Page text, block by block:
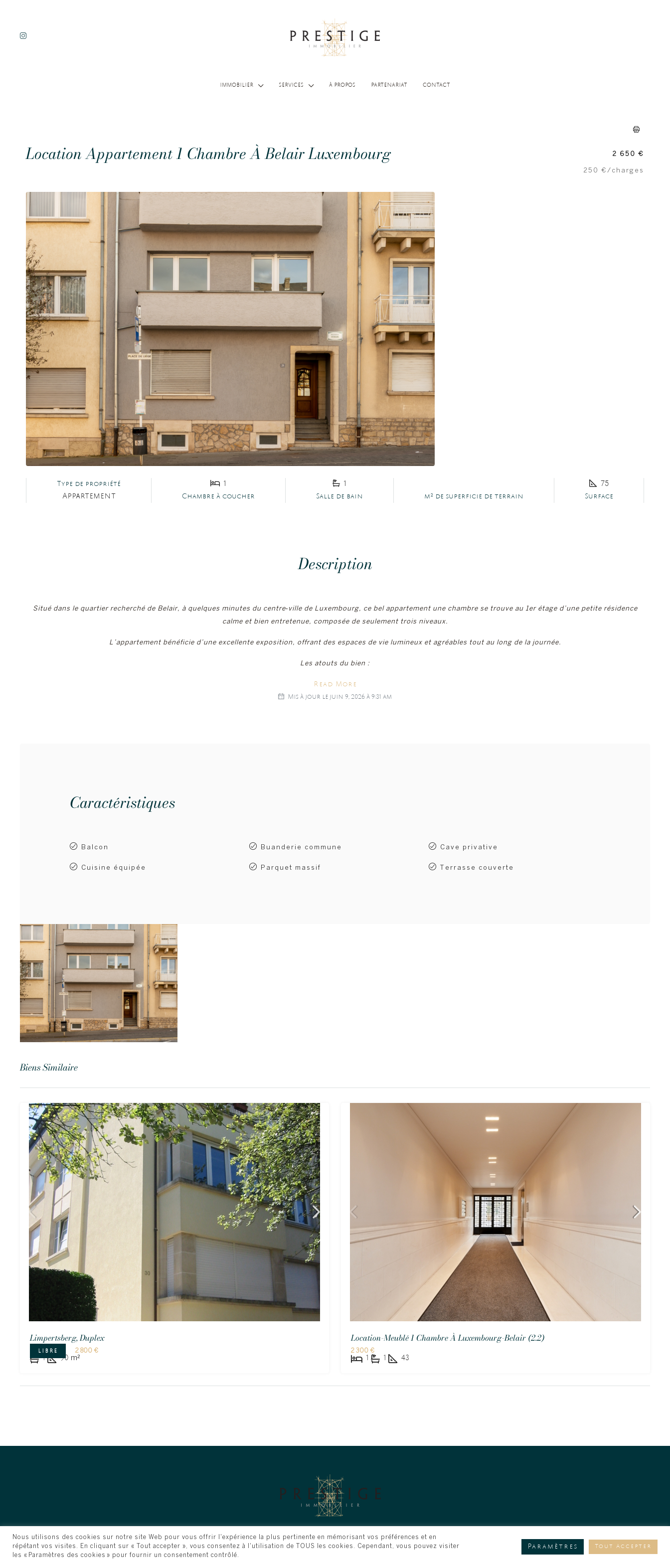
IMMOBILIER SERVICES À PROPOS PARTENARIAT CONTACT
Location Appartement 1 Chambre À Belair Luxembourg 2 650 €
250 € /charges
Type de propriété
Appartement
1
Chambre à coucher
1
Salle de bain m² de superficie de terrain
75
Surface
Description
Situé dans le quartier recherché de Belair, à quelques minutes du centre‑ville de Luxembourg, ce bel appartement une chambre se trouve au 1er étage d’une petite résidence
calme et bien entretenue, composée de seulement trois niveaux.
L’appartement bénéficie d’une excellente exposition, offrant des espaces de vie lumineux et agréables tout au long de la journée.
Les atouts du bien :
Read More
Mis à jour le juin 9, 2026 à 9:31 am
Caractéristiques
Balcon Buanderie commune Cave privative
Cuisine équipée Parquet massif Terrasse couverte
Biens Similaire
Limpertsberg, Duplex
LIBRE 2 800 €
1 90 m²
Location-Meublé 1 Chambre À Luxembourg-Belair (2.2)
2 300 €
1 1 43
© Prestige Immobilier - Tous droits réservés. site web réalisé parGraffiti Creative Studio™
Nous utilisons des cookies sur notre site Web pour vous offrir l'expérience la plus pertinente en mémorisant vos préférences et en
répétant vos visites. En cliquant sur « Tout accepter », vous consentez à l'utilisation de TOUS les cookies. Cependant, vous pouvez visiter
les « Paramètres des cookies » pour fournir un consentement contrôlé.
Paramètres Tout Accepter